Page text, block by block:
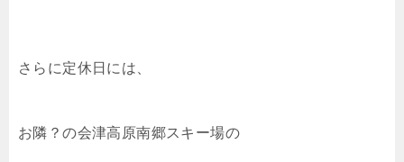
さらに定休日には、
お隣？の会津高原南郷スキー場の